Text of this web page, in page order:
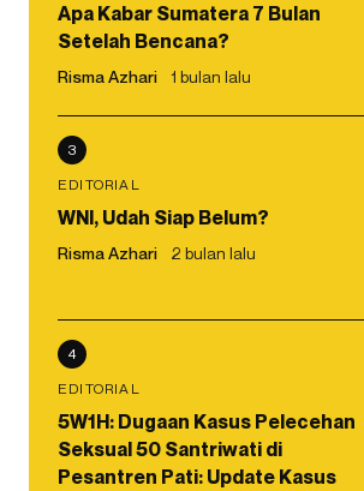
Apa Kabar Sumatera 7 Bulan
Setelah Bencana?
Risma Azhari 1 bulan lalu
3
EDITORIAL
WNI, Udah Siap Belum?
Risma Azhari 2 bulan lalu
4
EDITORIAL
5W1H: Dugaan Kasus Pelecehan
Seksual 50 Santriwati di
Pesantren Pati: Update Kasus